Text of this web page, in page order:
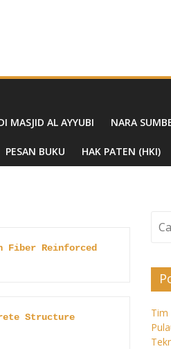
MASJID AL AYYUBI NARA
PESAN BUKU HAK PATEN (HKI)
Fiber Reinforced
Structure
Tim